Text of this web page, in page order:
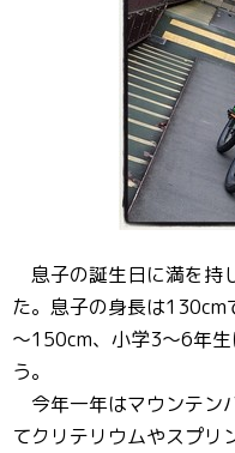
息子の誕生日に満を持
た。息子の身長は
～150cm、小学3～6年
う。
今年一年はマウンテン
てクリテリウムやスプリ